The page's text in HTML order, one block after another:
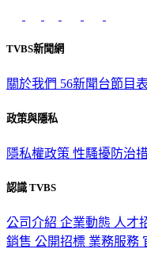
TVBS新聞網
關於我們 56新聞台節目表
政策與隱私
隱私權政策 性騷擾防治
認識 TVBS
公司介紹 企業動態 人才
銷售 公開招標 業務服務